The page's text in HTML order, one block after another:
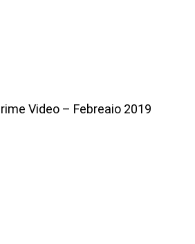
Video – Febreaio 2019